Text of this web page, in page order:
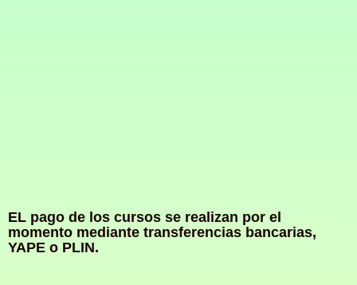
EL pago de los cursos se realizan por el
momento mediante transferencias bancarias,
YAPE o PLIN.